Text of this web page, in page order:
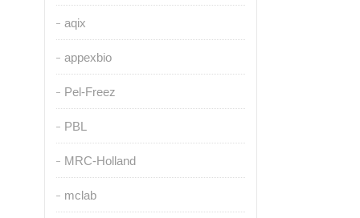
aqix
appexbio
Pel-Freez
PBL
MRC-Holland
mclab